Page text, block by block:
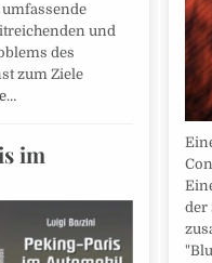
und
des
zum Ziele
im
der